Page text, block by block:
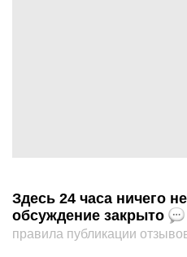
Здесь 24 часа ничего
обсуждение закрыто
правила публикации